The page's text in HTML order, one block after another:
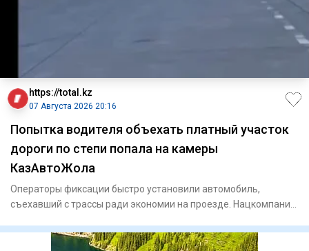
https://total.kz
07 Августа 2026 20:16
Попытка водителя объехать платный участок
дороги по степи попала на камеры
КазАвтоЖола
Операторы фиксации быстро установили автомобиль,
съехавший с трассы ради экономии на проезде. Нацкомпания